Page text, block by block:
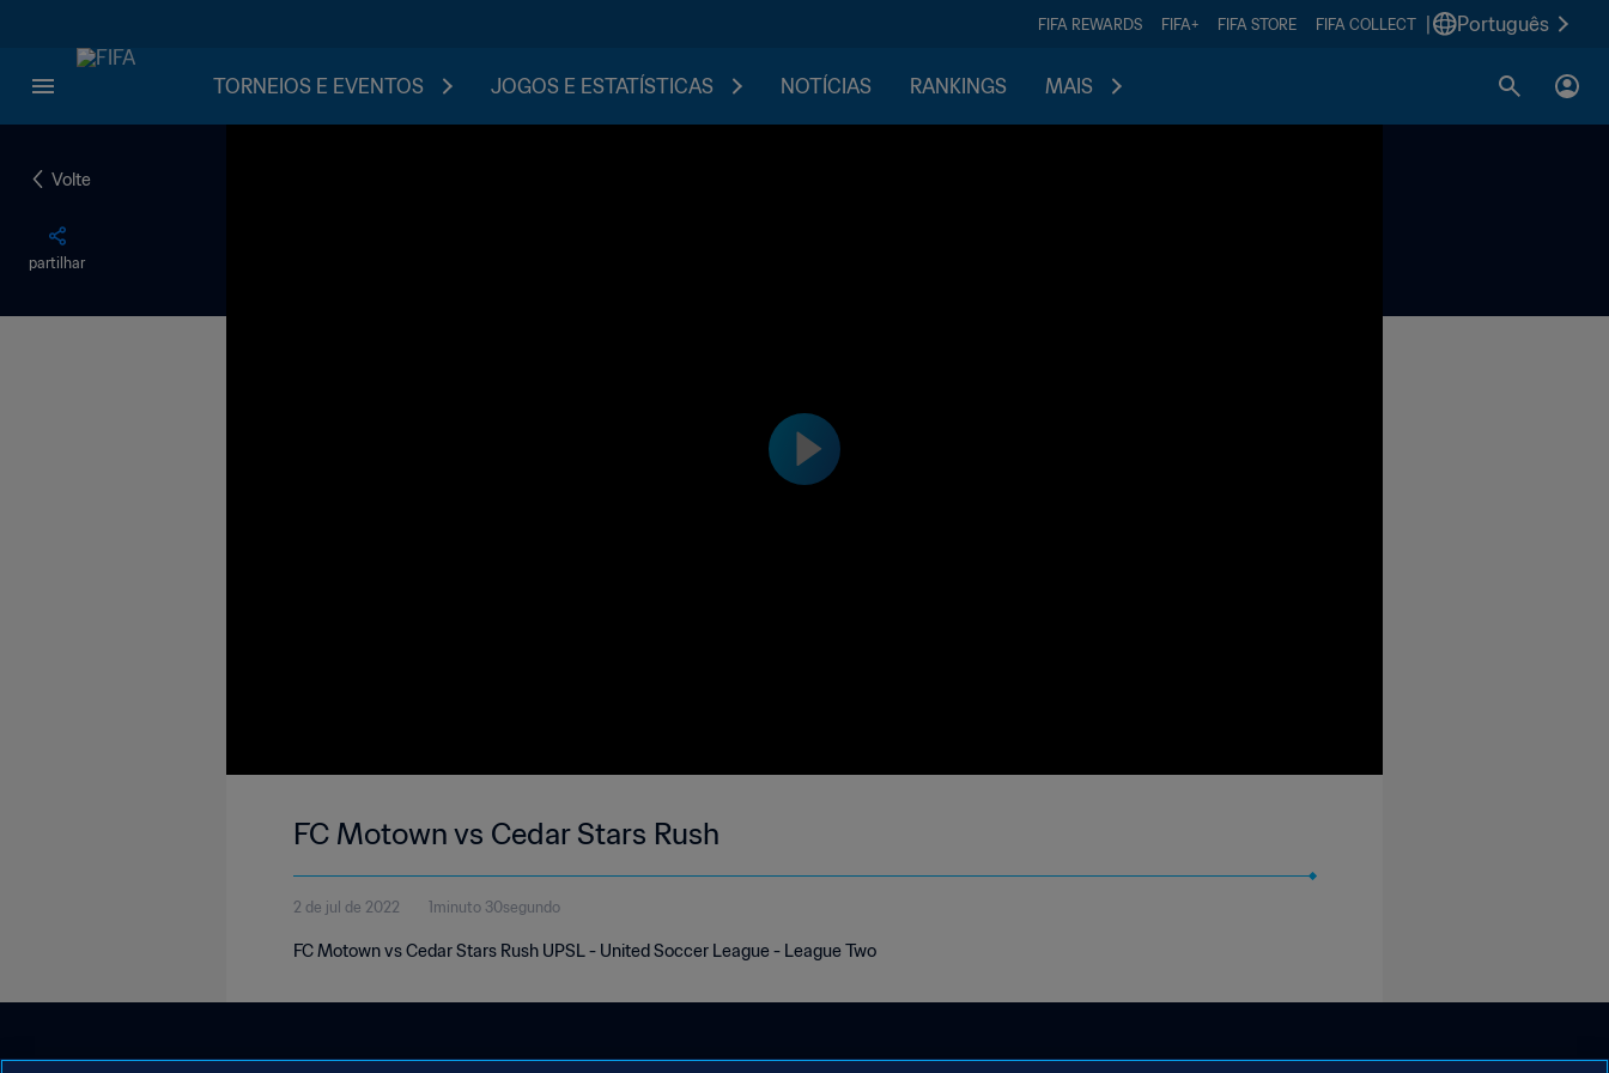
FIFA REWARDS FIFA+ FIFA STORE FIFA COLLECT Português
TORNEIOS E EVENTOS JOGOS E ESTATÍSTICAS NOTÍCIAS RANKINGS MAIS
Volte
partilhar
FC Motown vs Cedar Stars Rush
2 de jul de 2022 1minuto 30segundo
FC Motown vs Cedar Stars Rush UPSL - United Soccer League - League Two